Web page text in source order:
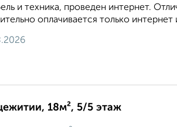
и техника, проведен интернет.
оплачивается только интернет
18м², 5/5 этаж